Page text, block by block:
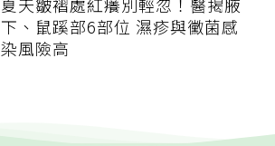
下、鼠蹊部6部位 濕疹與黴菌感
染風險高